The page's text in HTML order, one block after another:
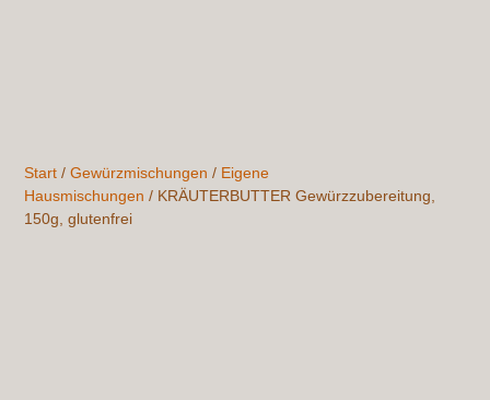
Start /Gewürzmischungen / Eigene
Hausmischungen / KRÄUTERBUTTER Gewürzzubereitung,
150g, glutenfrei